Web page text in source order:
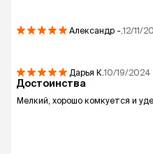
Александр -.12/11/
Дарья К.10/19/2024
Достоинства
Мелкий, хорошо комкуется и